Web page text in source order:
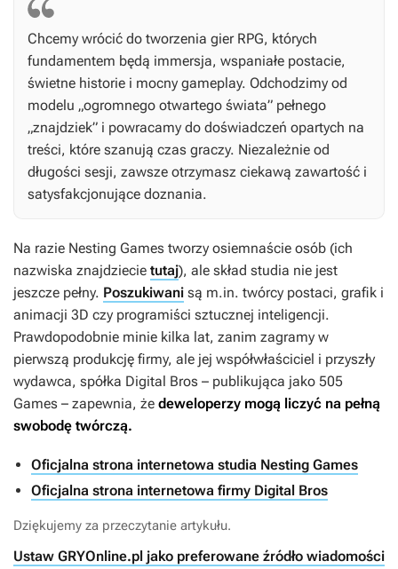
Chcemy wrócić do tworzenia gier RPG, których
fundamentem będą immersja, wspaniałe postacie,
świetne historie i mocny gameplay. Odchodzimy od
modelu „ogromnego otwartego świata” pełnego
„znajdziek” i powracamy do doświadczeń opartych na
treści, które szanują czas graczy. Niezależnie od
długości sesji, zawsze otrzymasz ciekawą zawartość i
satysfakcjonujące doznania.
Na razie Nesting Games tworzy osiemnaście osób (ich
nazwiska znajdziecie tutaj), ale skład studia nie jest
jeszcze pełny. Poszukiwani są m.in. twórcy postaci, grafik i
animacji 3D czy programiści sztucznej inteligencji.
Prawdopodobnie minie kilka lat, zanim zagramy w
pierwszą produkcję firmy, ale jej współwłaściciel i przyszły
wydawca, spółka Digital Bros – publikująca jako 505
Games – zapewnia, że deweloperzy mogą liczyć na pełną
swobodę twórczą.
Oficjalna strona internetowa studia Nesting Games
Oficjalna strona internetowa firmy Digital Bros
Dziękujemy za przeczytanie artykułu.
Ustaw GRYOnline.pl jako preferowane źródło wiadomości